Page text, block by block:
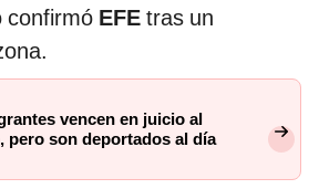
confirmó EFE tras un
vencen en juicio al
pero son deportados al día